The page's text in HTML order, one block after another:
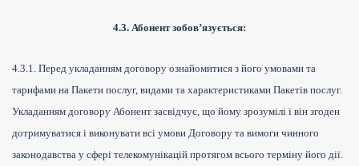
4.3. Абонент зобов’язується:
4.3.1. Перед укладанням договору ознайомитися з його умовами та
тарифами на Пакети послуг, видами та характеристиками Пакетів послуг.
Укладанням договору Абонент засвідчує, що йому зрозумілі і він згоден
дотримуватися і виконувати всі умови Договору та вимоги чинного
законодавства у сфері телекомунікацій протягом всього терміну його дії.